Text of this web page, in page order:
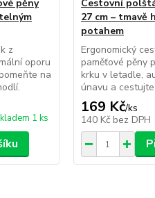
pěny
z
oporu
na
1 ks
Cestovní
27 cm – tmavě
potahem
Ergonomický
paměťové pěny
krku v letadle,
únavu a
169 Kč/ks
140 Kč bez DPH